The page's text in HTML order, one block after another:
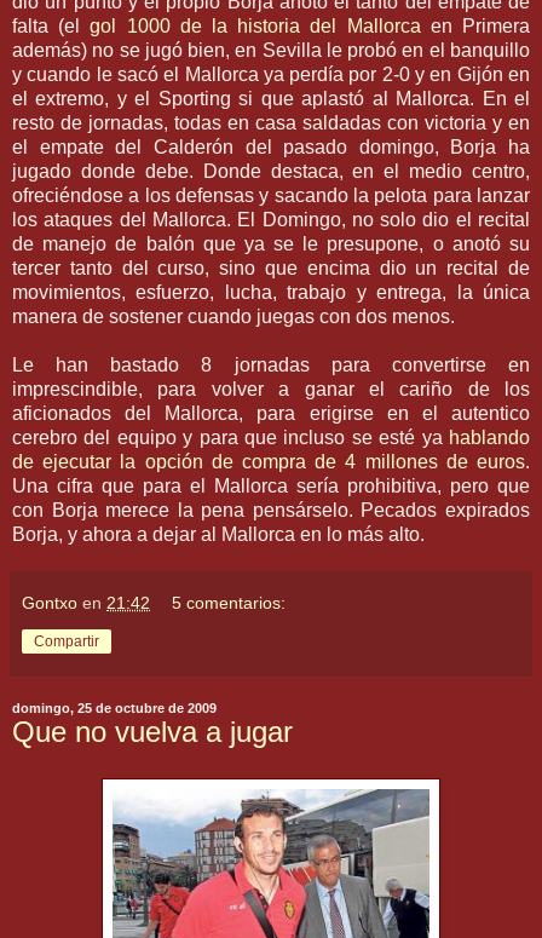
falta (elgol 1000 de la historia del Mallorca en Primera
además) no se jugó bien, en Sevilla le probó en el banquillo
y cuando le sacó el
Mallorca ya perdía por 2-0 y en Gijón en
el extremo, y el Sporting si que aplastó al Mallorca. En el
resto de jornadas, todas en casa saldadas con victoria y en
el empate del Calderón del pasado domingo, Borja ha
jugado donde debe. Donde destaca, en el medio centro,
ofreciéndose a los defensas y sacando la pelota para lanzar
los ataques del
Mallorca. El Domingo, no solo dio el recital
de manejo de balón que ya se le presupone, o anotó su
tercer tanto del curso, sino que encima dio un recital de
movimientos, esfuerzo, lucha, trabajo y entrega, la única
manera de sostener cuando juegas con dos menos.
Le han bastado 8 jornadas para convertirse en
imprescindible, para volver a ganar el cariño de los
aficionados del
Mallorca, para erigirse en el autentico
cerebro del equipo y para que incluso se esté ya hablando
de ejecutar la opción de compra de 4 millones de euros.
Una cifra que para el
Mallorca sería prohibitiva, pero que
con Borja merece la pena pensárselo. Pecados expirados
Borja, y ahora a dejar al Mallorca en lo más alto.
Gontxo en 21:42 5 comentarios:
Compartir
domingo, 25 de octubre de 2009
Que no vuelva a jugar